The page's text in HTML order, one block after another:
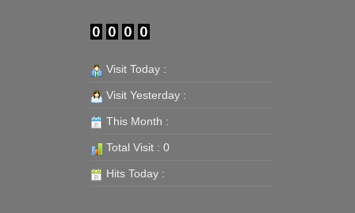
Visit Today :
Visit Yesterday :
This Month :
Total Visit : 0
Hits Today :